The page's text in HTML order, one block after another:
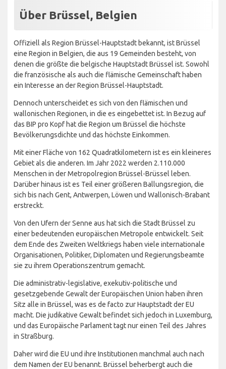
Über Brüssel, Belgien
Offiziell als Region Brüssel-Hauptstadt bekannt, ist Brüssel
eine Region in Belgien, die aus 19 Gemeinden besteht, von
denen die größte die belgische Hauptstadt Brüssel ist. Sowohl
die französische als auch die flämische Gemeinschaft haben
ein Interesse an der Region Brüssel-Hauptstadt.
Dennoch unterscheidet es sich von den flämischen und
wallonischen Regionen, in die es eingebettet ist. In Bezug auf
das BIP pro Kopf hat die Region um Brüssel die höchste
Bevölkerungsdichte und das höchste Einkommen.
Mit einer Fläche von 162 Quadratkilometern ist es ein kleineres
Gebiet als die anderen. Im Jahr 2022 werden 2.110.000
Menschen in der Metropolregion Brüssel-Brüssel leben.
Darüber hinaus ist es Teil einer größeren Ballungsregion, die
sich bis nach Gent, Antwerpen, Löwen und Wallonisch-Brabant
erstreckt.
Von den Ufern der Senne aus hat sich die Stadt Brüssel zu
einer bedeutenden europäischen Metropole entwickelt. Seit
dem Ende des Zweiten Weltkriegs haben viele internationale
Organisationen, Politiker, Diplomaten und Regierungsbeamte
sie zu ihrem Operationszentrum gemacht.
Die administrativ-legislative, exekutiv-politische und
gesetzgebende Gewalt der Europäischen Union haben ihren
Sitz alle in Brüssel, was es de facto zur Hauptstadt der EU
macht. Die judikative Gewalt befindet sich jedoch in Luxemburg,
und das Europäische Parlament tagt nur einen Teil des Jahres
in Straßburg.
Daher wird die EU und ihre Institutionen manchmal auch nach
dem Namen der EU benannt. Brüssel beherbergt auch die